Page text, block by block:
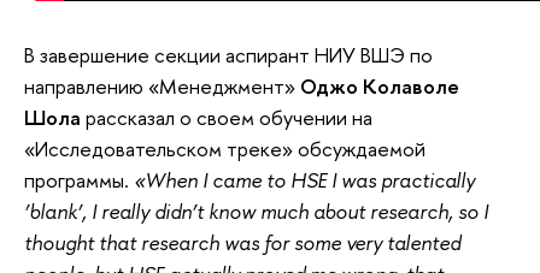
В завершение секции аспирант НИУ ВШЭ по
направлению «Менеджмент» Оджо Колаволе
Шола рассказал о своем обучении на
«Исследовательском треке» обсуждаемой
программы. «When I came to HSE I was practically
‘blank’, I really didn’t know much about research, so I
thought that research was for some very talented